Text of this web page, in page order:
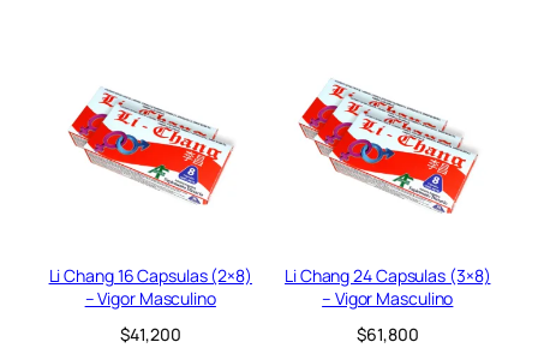
Li Chang 16 Capsulas (2×8)
– Vigor Masculino
$41,200
Li Chang 24 Capsulas (3×8)
– Vigor Masculino
$61,800